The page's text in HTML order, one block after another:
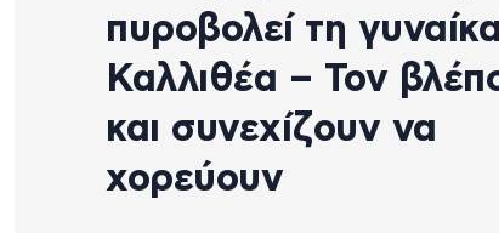
πυροβολεί τη
Καλλιθέα – Τον
και συνεχίζουν να
χορεύουν